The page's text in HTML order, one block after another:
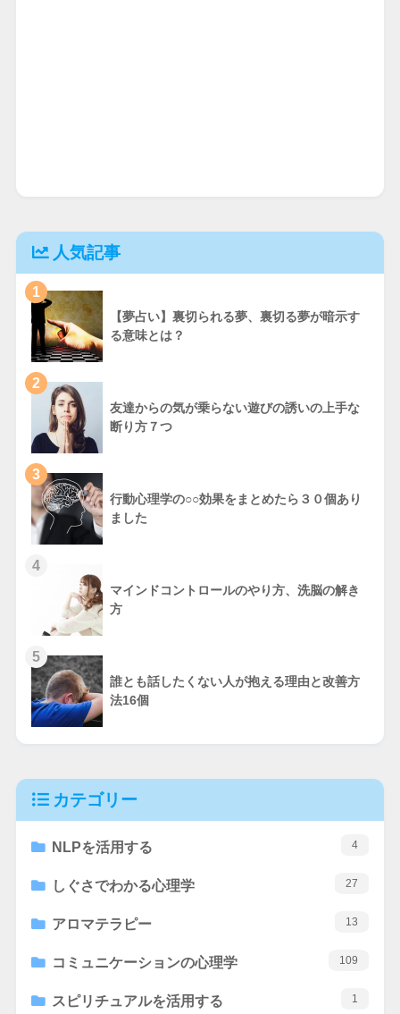
人気記事
1
【夢占い】裏切られる夢、裏切る夢が暗示す
る意味とは？
2
友達からの気が乗らない遊びの誘いの上手な
断り方７つ
3
行動心理学の○○効果をまとめたら３０個あり
ました
4
マインドコントロールのやり方、洗脳の解き
方
5
誰とも話したくない人が抱える理由と改善方
法16個
カテゴリー
NLPを活用する 4
しぐさでわかる心理学 27
アロマテラピー 13
コミュニケーションの心理学 109
スピリチュアルを活用する 1